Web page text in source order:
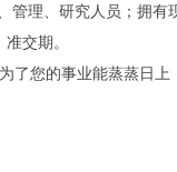
理、研究人员；拥有
交期。
您的事业能蒸蒸日上